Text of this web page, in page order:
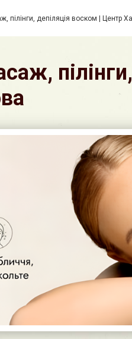
пілінги, депіляція воском | Центр